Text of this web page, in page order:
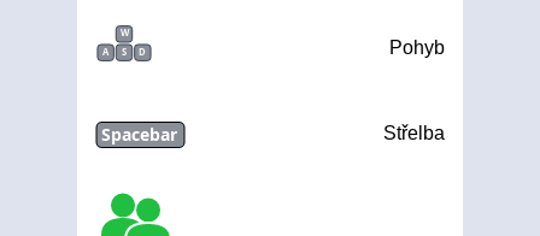
W
A
S D Pohyb
Spacebar Střelba